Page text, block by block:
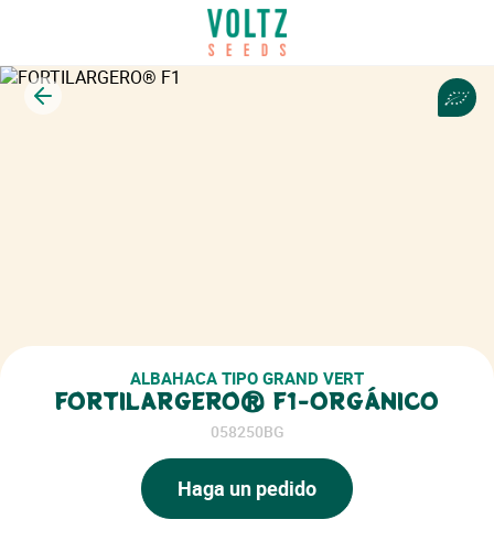
Volver
ALBAHACA TIPO GRAND VERT
FORTILARGERO® F1-ORGÁNICO
058250BG
Haga un pedido